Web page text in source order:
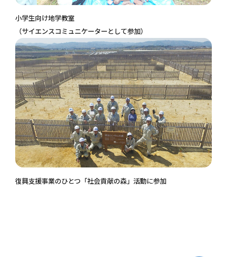
小学生向け地学教室
（サイエンスコミュニケーターとして参加）
復興支援事業のひとつ「社会貢献の森」活動に参加